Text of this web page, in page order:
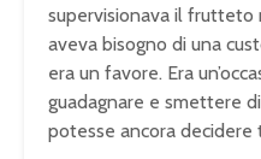
supervisionava il frutteto
aveva bisogno di una
era un favore. Era
guadagnare e smettere
potesse ancora decidere